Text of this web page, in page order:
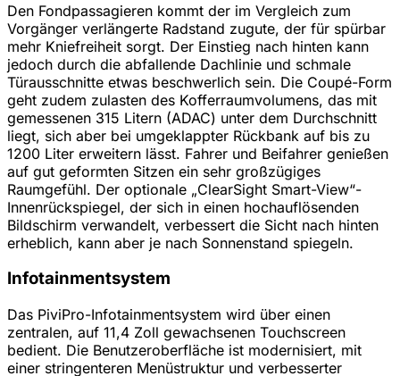
Den Fondpassagieren kommt der im Vergleich zum
Vorgänger verlängerte Radstand zugute, der für spürbar
mehr Kniefreiheit sorgt. Der Einstieg nach hinten kann
jedoch durch die abfallende Dachlinie und schmale
Türausschnitte etwas beschwerlich sein. Die Coupé-Form
geht zudem zulasten des Kofferraumvolumens, das mit
gemessenen 315 Litern (ADAC) unter dem Durchschnitt
liegt, sich aber bei umgeklappter Rückbank auf bis zu
1200 Liter erweitern lässt. Fahrer und Beifahrer genießen
auf gut geformten Sitzen ein sehr großzügiges
Raumgefühl. Der optionale „ClearSight Smart-View“-
Innenrückspiegel, der sich in einen hochauflösenden
Bildschirm verwandelt, verbessert die Sicht nach hinten
erheblich, kann aber je nach Sonnenstand spiegeln.
Infotainmentsystem
Das PiviPro-Infotainmentsystem wird über einen
zentralen, auf 11,4 Zoll gewachsenen Touchscreen
bedient. Die Benutzeroberfläche ist modernisiert, mit
einer stringenteren Menüstruktur und verbesserter